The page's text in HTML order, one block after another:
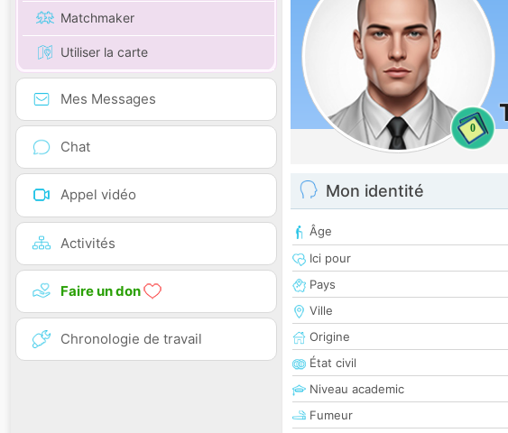
Matchmaker
Utiliser la carte
Mes Messages
Chat
Appel vidéo
Activités
Faire un don
Chronologie de travail
0
Mon identité
Âge
Ici pour
Pays
Ville
Origine
État civil
Niveau academic
Fumeur